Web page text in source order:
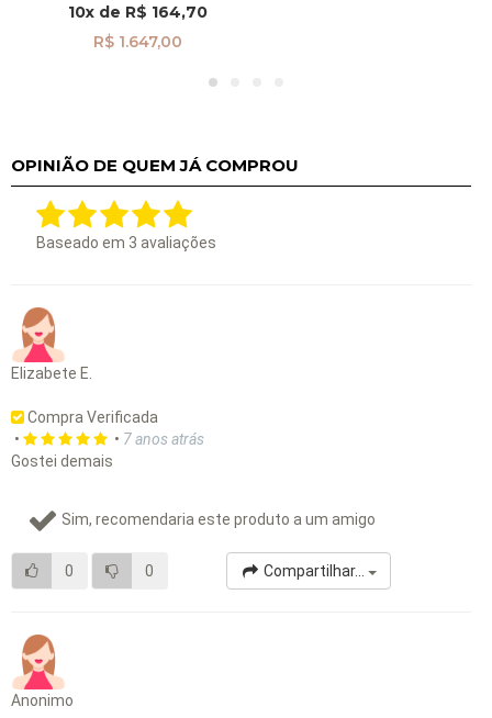
10xde R$ 164,70
R$ 1.647,00
OPINIÃO DE QUEM JÁ COMPROU
Baseado em 3 avaliações
Elizabete E.
Compra Verificada
•
• 7 anos atrás
Gostei demais
Sim, recomendaria este produto a um amigo
0 0 Compartilhar...
Anonimo